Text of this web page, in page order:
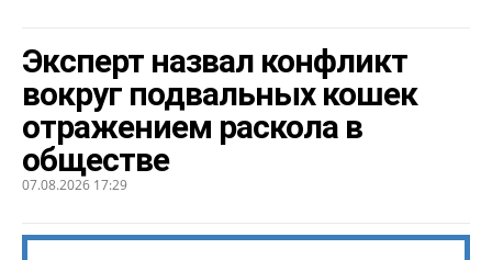
Эксперт назвал конфликт
вокруг подвальных кошек
отражением раскола в
обществе
07.08.2026 17:29